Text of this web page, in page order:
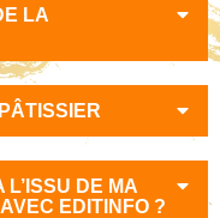
LA
DE MA
EDITINFO ?